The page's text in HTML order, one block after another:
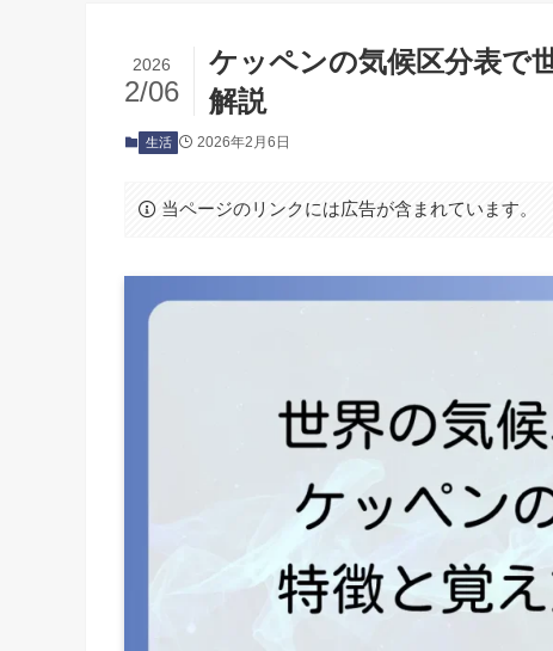
ケッペンの気候区分表で
解説
2026
2/06
生活 2026年2月6日
当ページのリンクには広告が含まれています。